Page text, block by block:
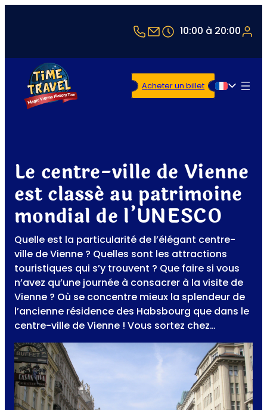
+43 1 5321514
office@timetravel-
10:00 à 20:00
Français
Acheter un billet
Le centre-ville de Vienne
est classé au patrimoine
mondial de l’UNESCO
Quelle est la particularité de l’élégant centre-
ville de Vienne ? Quelles sont les attractions
touristiques qui s’y trouvent ? Que faire si vous
n’avez qu’une journée à consacrer à la visite de
Vienne ? Où se concentre mieux la splendeur de
l’ancienne résidence des Habsbourg que dans le
centre-ville de Vienne ! Vous sortez chez…